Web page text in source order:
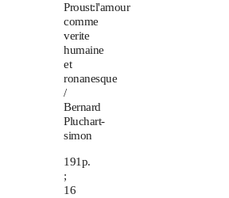
Proust:l'amour
comme
verite
humaine
et
ronanesque
/
Bernard
Pluchart-
simon
191p.
;
16